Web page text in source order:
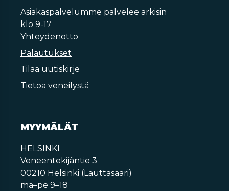
Asiakaspalvelumme palvelee arkisin
klo 9-17
Yhteydenotto
Palautukset
Tilaa uutiskirje
Tietoa veneilystä
MYYMÄLÄT
HELSINKI
Veneentekijäntie 3
00210 Helsinki (Lauttasaari)
ma–pe 9–18